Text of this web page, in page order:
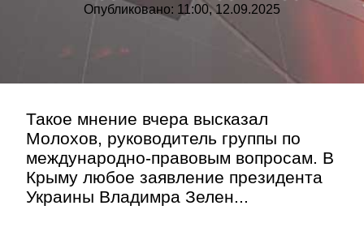
Опубликовано: 11:00, 12.09.2025
Такое мнение вчера высказал
Молохов, руководитель группы по
международно-правовым вопросам. В
Крыму любое заявление президента
Украины Владимра Зелен...
Контакт»